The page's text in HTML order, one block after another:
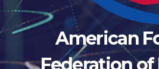
American
Federation of